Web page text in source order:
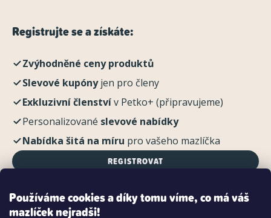
Používáme cookies a díky tomu víme, co má váš
mazlíček nejradši!
Registrujte se a získáte:
Zvýhodněné ceny produktů
Slevové kupónyjen pro členy
Exkluzivní členstvív Petko+ (připravujeme)
Personalizované slevové nabídky
Nabídka šitá na míru pro vašeho mazlíčka
REGISTROVAT